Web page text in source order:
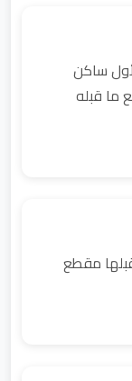
ساكن
ما قبله
مقطع